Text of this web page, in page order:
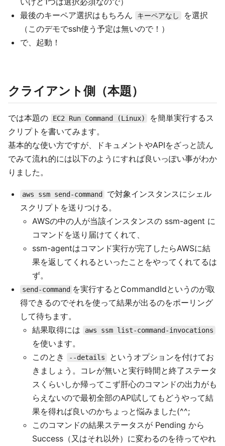
最後のキーペア選択はもちろん
キーペアなし
を選択
（このデモでssh使う予定は無いので！）
で、起動！
クライアント側（本題）
では本題の EC2 Run Command (Linux)
を簡単実行するス
クリプトを書いてみます。
基本的な使い方ですが、ドキュメントやAPIをざっと読ん
でみて流れ的には以下のようにすれば良いっぽい事がわか
りました。
aws ssm send-command
で対象インスタンスにシェル
スクリプトを送りつける。
AWSの中の人が当該インスタンスの ssm-agent に
コマンドを送り届けてくれて、
ssm-agentはコマンド実行が完了したらAWSに結
果を返してくれるといったことをやってくれてるは
ず。
send-command を実行するとCommandIdというのが取
得できるのでそれを使って結果が出るのをポーリング
して待ちます。
結果取得には
aws ssm list-command-invocations
を使います。
このとき
--details
というオプションを付けてお
きましょう。コレが無いと実行時間と終了ステータ
スくらいしか帰ってこず肝心のコマンドの出力がも
らえないので最初全部のAPI試してもどうやって結
果を得れば良いのかちょっと悩みました(^^;
このコマンドの結果ステータスが Pending から
Success（又はそれ以外）に変わるのを待ってやれ